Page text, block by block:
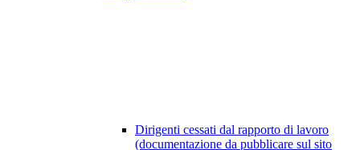
Dirigenti cessati dal rapporto di lavoro
(documentazione da pubblicare sul sito